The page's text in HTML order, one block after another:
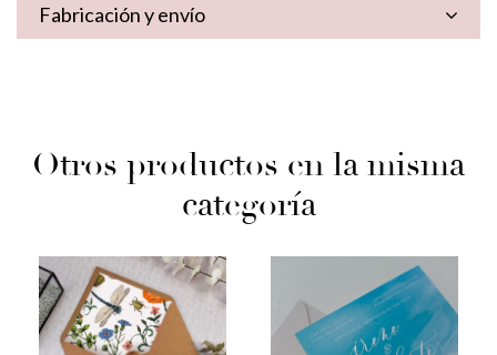
Fabricación y envío
Otros productos en la misma
categoría